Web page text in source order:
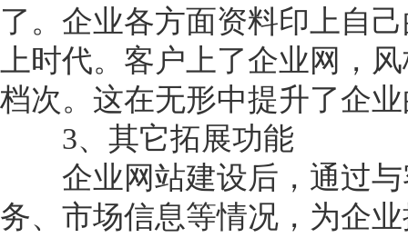
了。企业各方面资料印上自
上时代。客户上了企业网，
档次。这在无形中提升了企
3、其它拓展功能
企业网站建设后，通过与
务、市场信息等情况，为企